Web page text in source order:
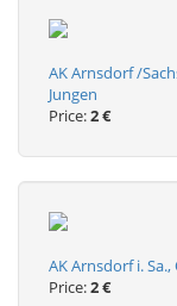
AK Arnsdorf /
Jungen
Price:2 €
AK Arnsdorf i.
Price:2 €